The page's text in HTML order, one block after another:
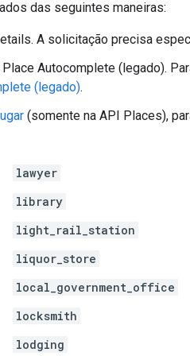
das seguintes maneiras:
A solicitação precisa
Autocomplete (legado).
(legado).
(somente na API Places),
lawyer
library
light_rail_station
liquor_store
local_government_office
locksmith
lodging